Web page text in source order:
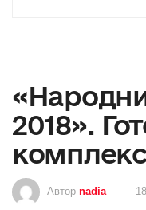
2018».
Автор nadia